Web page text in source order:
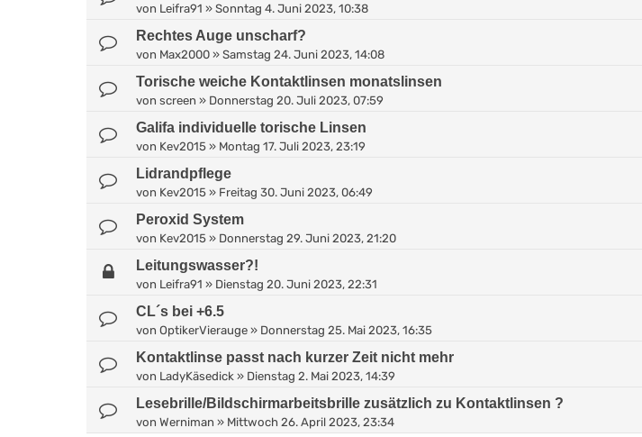
von Leifra91 » Sonntag 4. Juni 2023, 10:38
Rechtes Auge unscharf?
von Max2000 » Samstag 24. Juni 2023, 14:08
Torische weiche Kontaktlinsen monatslinsen
von screen » Donnerstag 20. Juli 2023, 07:59
Galifa individuelle torische Linsen
von Kev2015 » Montag 17. Juli 2023, 23:19
Lidrandpflege
von Kev2015 » Freitag 30. Juni 2023, 06:49
Peroxid System
von Kev2015 » Donnerstag 29. Juni 2023, 21:20
Leitungswasser?!
von Leifra91 » Dienstag 20. Juni 2023, 22:31
CL´s bei +6.5
von OptikerVierauge » Donnerstag 25. Mai 2023, 16:35
Kontaktlinse passt nach kurzer Zeit nicht mehr
von LadyKäsedick » Dienstag 2. Mai 2023, 14:39
Lesebrille/Bildschirmarbeitsbrille zusätzlich zu Kontaktlinsen ?
von Werniman » Mittwoch 26. April 2023, 23:34